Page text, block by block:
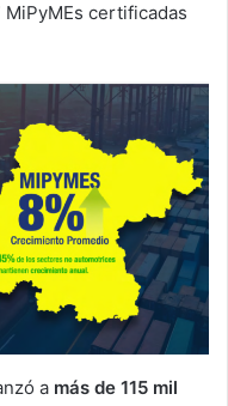
MiPyMEs certificadas
a más de 115 mil